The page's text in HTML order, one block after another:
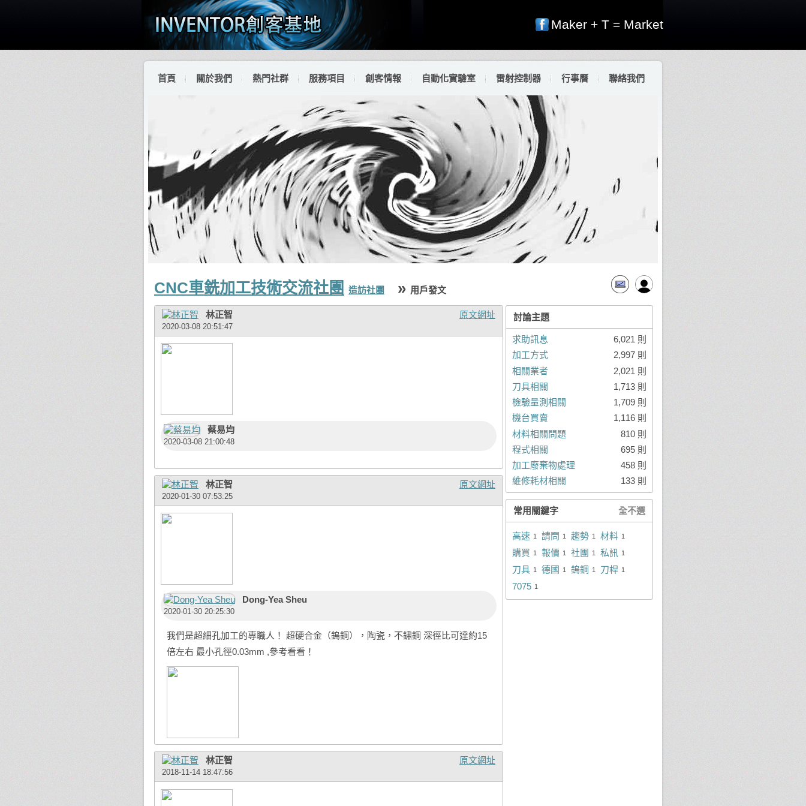
Maker + T = Market
首頁 關於我們 熱門社群 服務項目 創客情報 自動化實驗室 雷射控制器 行事曆 聯絡我們
CNC車銑加工技術交流社團 造訪社團 » 用戶發文
原文網址
林正智
2020-03-08 20:51:47
蔡易均
2020-03-08 21:00:48
原文網址
林正智
2020-01-30 07:53:25
Dong-Yea Sheu
2020-01-30 20:25:30
我們是超細孔加工的專職人！ 超硬合金（鎢鋼），陶瓷，不鏽鋼 深徑比可達約15
倍左右 最小孔徑0.03mm ,參考看看！
原文網址
林正智
2018-11-14 18:47:56
討論主題
6,021 則
求助訊息
2,997 則
加工方式
2,021 則
相關業者
1,713 則
刀具相關
1,709 則
檢驗量測相關
1,116 則
機台買賣
810 則
材料相關問題
695 則
程式相關
458 則
加工廢棄物處理
133 則
維修耗材相關
全不選
常用關鍵字
1
高速 1
請問 1
趨勢 1
材料
1
購買 1
報價 1
社團 1
私訊
1
刀具 1
德國 1
鎢鋼 1
刀桿
1
7075